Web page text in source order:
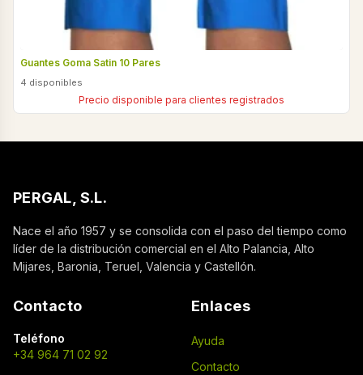
Guantes Goma Satin 10 Pares
4 disponibles
Precio disponible para clientes registrados
PERGAL, S.L.
Nace el año 1957 y se consolida con el paso del tiempo como
líder de la distribución comercial en el Alto Palancia, Alto
Mijares, Baronia, Teruel, Valencia y Castellón.
Contacto
Teléfono
+34 964 71 02 92
Enlaces
Ayuda
Contacto